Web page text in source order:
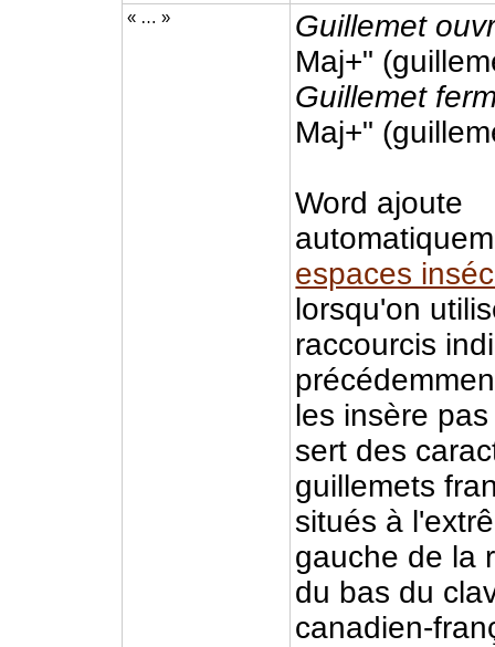
« … »
Guillemet
Maj+"
Guillemet
Maj+"
Word ajoute
espaces
lorsqu'on
raccourcis
les insère
sert des
guillemets
situés à
gauche de la
du bas du
canadien-